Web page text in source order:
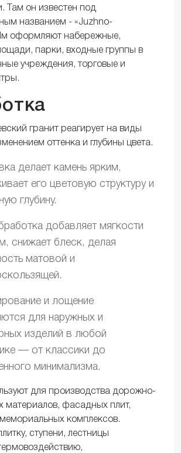
Там он известен под
названием - «Juzhno-
оформляют набережные,
парки, входные группы в
учреждения, торговые и
гранит реагирует на виды
оттенка и глубины цвета.
делает камень ярким,
его цветовую структуру и
глубину.
добавляет мягкости
снижает блеск, делая
матовой и
и лощение
для наружных и
изделий в любой
— от классики до
минимализма.
для производства дорожно-
материалов, фасадных плит,
комплексов.
ступени, лестницы